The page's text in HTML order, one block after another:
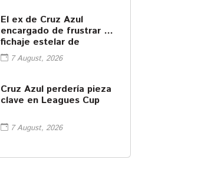
El ex de Cruz Azul
encargado de frustrar el
fichaje estelar de
América
7 August, 2026
Cruz Azul perdería pieza
clave en Leagues Cup
7 August, 2026